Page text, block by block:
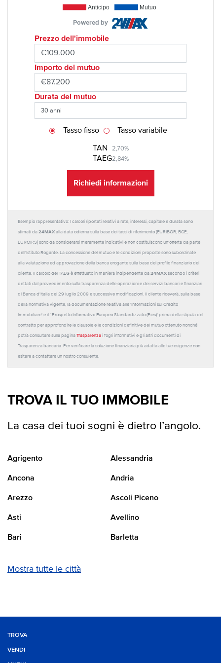
Anticipo Mutuo
Powered by
Prezzo dell'immobile
Importo del mutuo
Durata del mutuo
TAN 2,70%
TAEG2,84%
Tasso fisso Tasso variabile
Richiedi informazioni
Esempio rappresentativo: I calcoli riportati relativi a rate, interessi, capitale e durata sono
stimati da 24MAX alla data odierna sulla base dei tassi di riferimento (EURIBOR, BCE,
EUROIRS) sono da considerarsi meramente indicativi e non costituiscono un'offerta da parte
dell'Istituto Rogante. La concessione del mutuo e le condizioni proposte sono subordinate
alla valutazione ed approvazione della banca erogante sulla base del profilo finanziario del
cliente. Il calcolo del TAEG è effettuato in maniera indipendente da 24MAX secondo i criteri
dettati dal provvedimento sulla trasparenza delle operazioni e dei servizi bancari e finanziari
di Banca d'Italia del 29 luglio 2009 e successive modificazioni. Il cliente riceverà, sulla base
della normativa vigente, la documentazione relativa alle 'Informazioni sul Credito
Immobiliare' e il “Prospetto Informativo Europeo Standardizzato (Pies)' prima della stipula del
contratto per approfondire le clausole e le condizioni definitive del mutuo ottenuto nonché
potrà consultare sulla pagina Trasparenza i fogli informativi e gli altri documenti di
Trasparenza bancaria. Per verificare la soluzione finanziaria più adatta alle tue esigenze non
esitare a contattare un nostro consulente.
TROVA IL TUO IMMOBILE
La casa dei tuoi sogni è dietro l’angolo.
Agrigento Alessandria
Ancona Andria
Arezzo Ascoli Piceno
Asti Avellino
Bari Barletta
Mostra tutte le città
TROVA
VENDI